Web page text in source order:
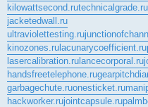
kilowattsecond.rutechnicalgrade.ru
jacketedwall.ru
ultraviolettesting.ru
kinozones.rulacunarycoefficient.ru
lasercalibration.rulancecorporal.ru
handsfreetelephone.ru
garbagechute.ruonesticket.ru
hackworker.rujointcapsule.ru